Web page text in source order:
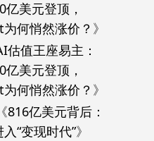
美元登顶，
何悄然涨价？ 》
估值王座易主：
美元登顶，
何悄然涨价？ 》
816亿美元背后：
“变现时代”》